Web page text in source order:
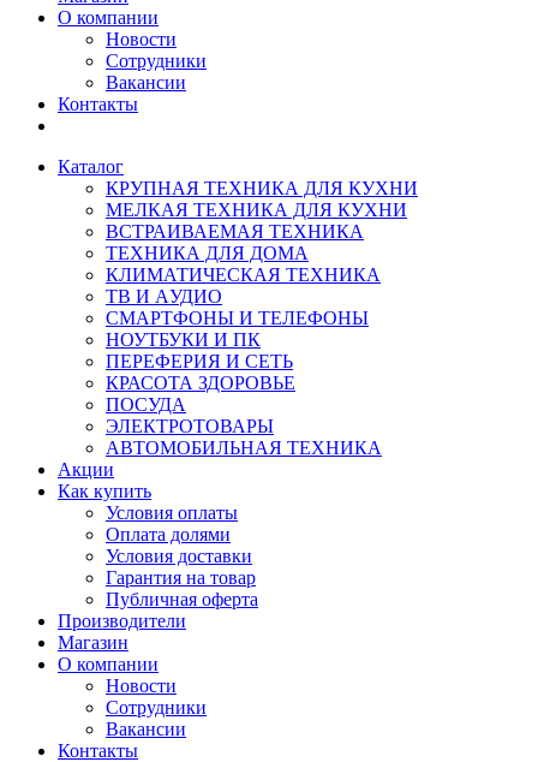
О компании
Новости
Сотрудники
Вакансии
Контакты
Каталог
КРУПНАЯ ТЕХНИКА ДЛЯ КУХНИ
МЕЛКАЯ ТЕХНИКА ДЛЯ КУХНИ
ВСТРАИВАЕМАЯ ТЕХНИКА
ТЕХНИКА ДЛЯ ДОМА
КЛИМАТИЧЕСКАЯ ТЕХНИКА
ТВ И AУДИО
СМАРТФОНЫ И ТЕЛЕФОНЫ
НОУТБУКИ И ПК
ПЕРЕФЕРИЯ И СЕТЬ
КРАСОТА ЗДОРОВЬЕ
ПОСУДА
ЭЛЕКТРОТОВАРЫ
АВТОМОБИЛЬНАЯ ТЕХНИКА
Акции
Как купить
Условия оплаты
Оплата долями
Условия доставки
Гарантия на товар
Публичная оферта
Производители
Магазин
О компании
Новости
Сотрудники
Вакансии
Контакты